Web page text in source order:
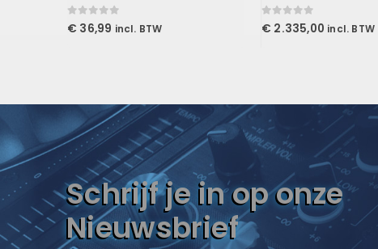
0out of 5
€ 36,99 incl. BTW 0out of 5
€ 2.335,00 incl. BTW
Schrijf je in op onze
Nieuwsbrief